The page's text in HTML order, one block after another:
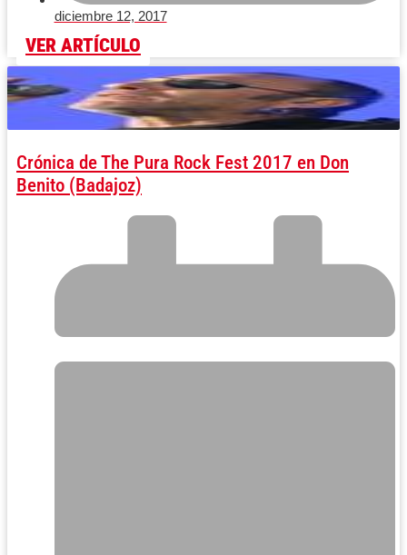
diciembre 12, 2017
VER ARTÍCULO
Crónica de The Pura Rock Fest 2017 en Don
Benito (Badajoz)